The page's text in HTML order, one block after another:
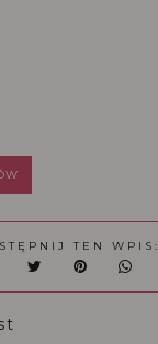
TEN WPIS: